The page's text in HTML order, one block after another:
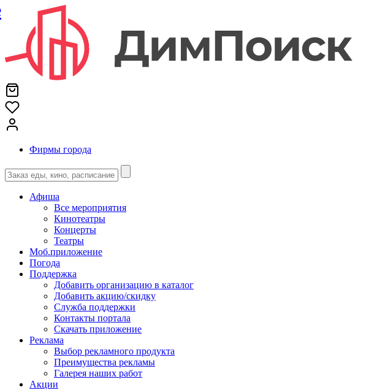
Фирмы города
Афиша
Все мероприятия
Кинотеатры
Концерты
Театры
Моб.приложение
Погода
Поддержка
Добавить организацию в каталог
Добавить акцию/скидку
Служба поддержки
Контакты портала
Скачать приложение
Реклама
Выбор рекламного продукта
Преимущества рекламы
Галерея наших работ
Акции